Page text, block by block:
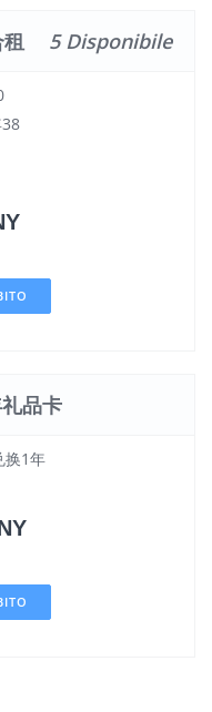
5 Disponibile
品卡
换1年